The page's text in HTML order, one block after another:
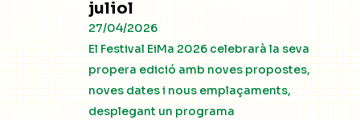
juliol
27/04/2026
El Festival EiMa 2026 celebrarà la seva
propera edició amb noves propostes,
noves dates i nous emplaçaments,
desplegant un programa